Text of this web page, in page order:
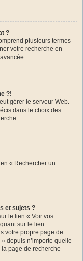
?
plusieurs termes
votre recherche en
?!
gérer le serveur Web.
dans le choix des
« Rechercher un
et sujets ?
le lien « Voir vos
sur le lien
votre propre page de
depuis n’importe quelle
page de recherche